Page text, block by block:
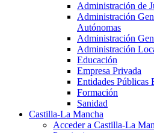
Administración de
Administración
Autónomas
Administración
Administración
Educación
Empresa Privada
Entidades Públicas
Formación
Sanidad
Castilla-La Mancha
Acceder a Castilla-La